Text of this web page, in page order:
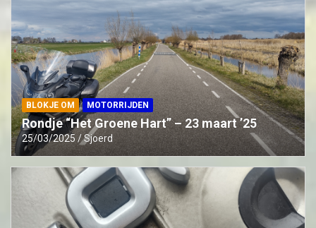
BLOKJE OM MOTORRIJDEN
Rondje “Het Groene Hart” – 23 maart ’25
25/03/2025 Sjoerd